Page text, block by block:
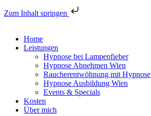
Zum Inhalt springen
Home
Leistungen
Hypnose bei Lampenfieber
Hypnose Abnehmen Wien
Raucherentwöhnung mit Hypnose
Hypnose Ausbildung Wien
Events & Specials
Kosten
Über mich